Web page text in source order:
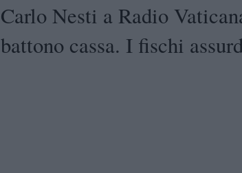
Carlo Nesti a Radio
battono cassa. I fischi